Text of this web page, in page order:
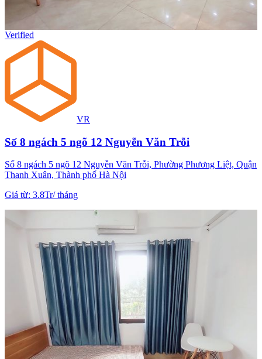
Verified
VR
Số 8 ngách 5 ngõ 12 Nguyễn Văn Trỗi
Số 8 ngách 5 ngõ 12 Nguyễn Văn Trỗi, Phường Phương Liệt, Quận
Thanh Xuân, Thành phố Hà Nội
Giá từ: 3.8Tr/tháng